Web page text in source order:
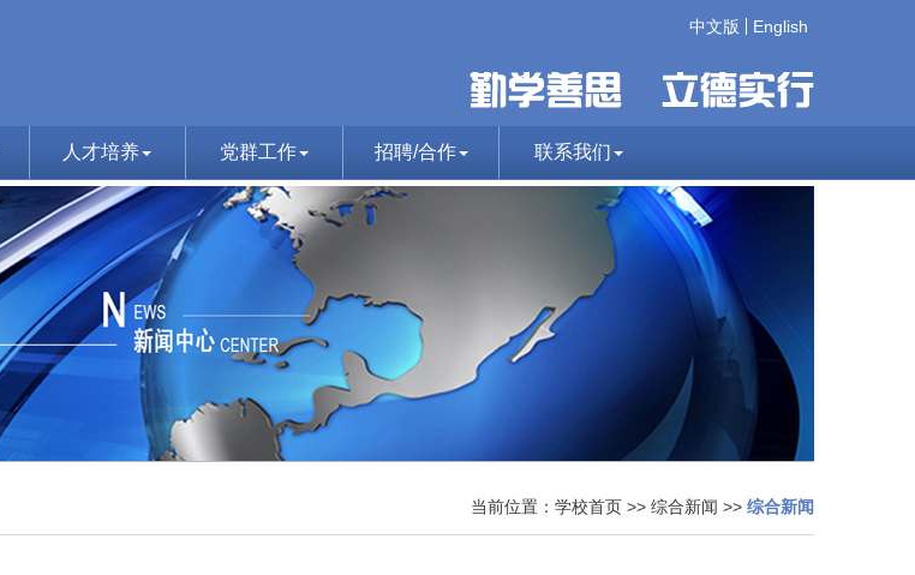
中文版 English
人才培养 党群工作 招聘/合作 联系我们
当前位置： 学校首页 >> 综合新闻 >> 综合新闻